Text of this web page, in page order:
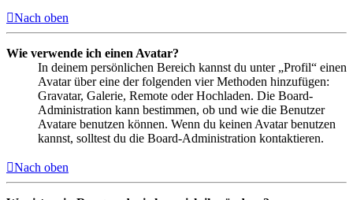
Nach oben
Wie verwende ich einen Avatar?
In deinem persönlichen Bereich kannst du unter „Profil“ einen
Avatar über eine der folgenden vier Methoden hinzufügen:
Gravatar, Galerie, Remote oder Hochladen. Die Board-
Administration kann bestimmen, ob und wie die Benutzer
Avatare benutzen können. Wenn du keinen Avatar benutzen
kannst, solltest du die Board-Administration kontaktieren.
Nach oben